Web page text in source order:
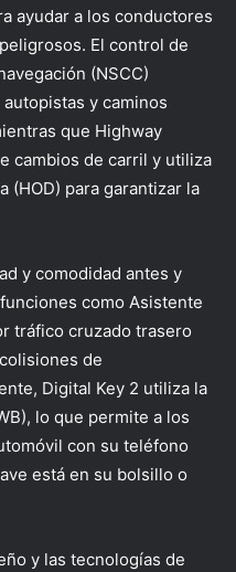
ayudar a los conductores
El control de
(NSCC)
y caminos
que Highway
cambios de carril y utiliza
(HOD) para garantizar la
y comodidad antes y
como Asistente
tráfico cruzado trasero
de
Digital Key 2 utiliza la
lo que permite a los
con su teléfono
está en su bolsillo o
y las tecnologías de